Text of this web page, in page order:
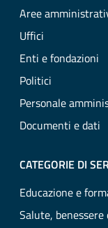
Aree
Uffici
Enti e fondazioni
Politici
Personale
Documenti e dati
CATEGORIE DI
Educazione e
Salute, benessere